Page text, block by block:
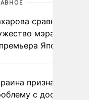
сравнила
мэра
Японии
признала
с доступом к